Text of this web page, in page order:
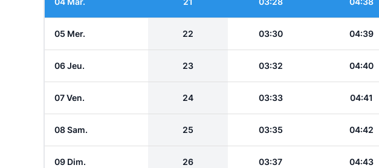
05 Mer. 22 03:30 04:39
06 Jeu. 23 03:32 04:40
07 Ven. 24 03:33 04:41
08 Sam. 25 03:35 04:42
09 Dim. 26 03:37 04:43